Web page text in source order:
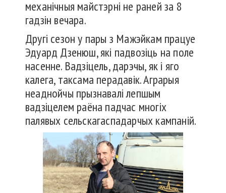
механічныя майстэрні не раней за 8
гадзін вечара.
Другі сезон у пары з Мажэйкам працуе
Эдуард Дзенюш, які падвозіць на поле
насенне. Вадзіцель, дарэчы, як і яго
калега, таксама перадавік. Аграрыя
неаднойчы прызнавалі лепшым
вадзіцелем раёна падчас многіх
палявых сельскагаспадарчых кампаній.